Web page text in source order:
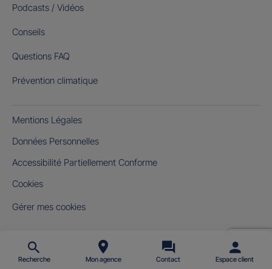
Recherche Mon agence Contact Espace client
Podcasts / Vidéos
Conseils
Questions FAQ
Prévention climatique
Mentions Légales
Données Personnelles
Accessibilité Partiellement Conforme
Cookies
Gérer mes cookies